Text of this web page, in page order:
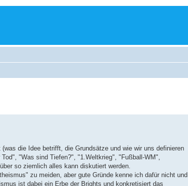
die Idee betrifft, die Grundsätze und wie wir uns definieren
Tod", "Was sind Tiefen?", "1.Weltkrieg", "Fußball-WM",
so ziemlich alles kann diskutiert werden.
zu meiden, aber gute Gründe kenne ich dafür nicht und
ist dabei ein Erbe der Brights und konkretisiert das